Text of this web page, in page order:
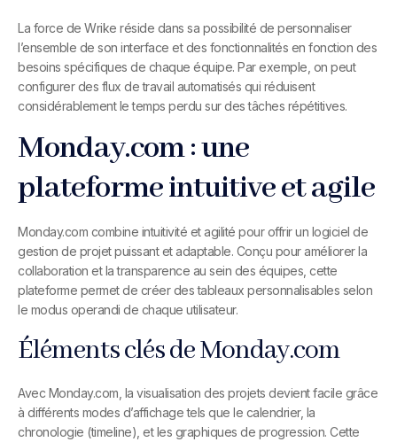
La force de Wrike réside dans sa possibilité de personnaliser
l’ensemble de son interface et des fonctionnalités en fonction des
besoins spécifiques de chaque équipe. Par exemple, on peut
configurer des flux de travail automatisés qui réduisent
considérablement le temps perdu sur des tâches répétitives.
Monday.com : une
plateforme intuitive et agile
Monday.com combine intuitivité et agilité pour offrir un logiciel de
gestion de projet puissant et adaptable. Conçu pour améliorer la
collaboration et la transparence au sein des équipes, cette
plateforme permet de créer des tableaux personnalisables selon
le modus operandi de chaque utilisateur.
Éléments clés de Monday.com
Avec Monday.com, la visualisation des projets devient facile grâce
à différents modes d’affichage tels que le calendrier, la
chronologie (timeline), et les graphiques de progression. Cette